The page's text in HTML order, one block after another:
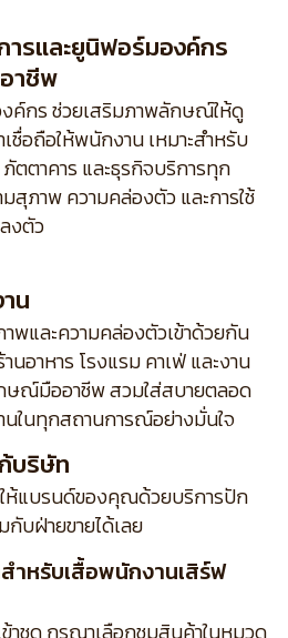
ารและยูนิฟอร์มองค์กร
าชีพ
ค์กร ช่วยเสริมภาพลักษณ์ให้ดู
ชื่อถือให้พนักงาน เหมาะสำหรับ
ตตาคาร และธุรกิจบริการทุก
สุภาพ ความคล่องตัว และการใช้
งตัว
น
พและความคล่องตัวเข้าด้วยกัน
นอาหาร โรงแรม คาเฟ่ และงาน
ณ์มืออาชีพ สวมใส่สบายตลอด
ในทุกสถานการณ์อย่างมั่นใจ
บริษัท
ห้แบรนด์ของคุณด้วยบริการปัก
บฝ่ายขายได้เลย
ำหรับเสื้อพนักงานเสิร์ฟ
าชุด กรุณาเลือกชมสินค้าในหมวด